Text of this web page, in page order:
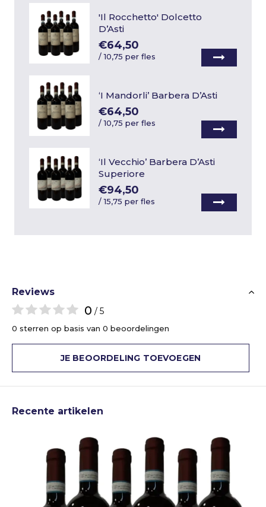
'Il Rocchetto' Dolcetto
D’Asti
€64,50
/10,75 per fles
‘I Mandorli’ Barbera D’Asti
€64,50
/10,75 per fles
‘Il Vecchio’ Barbera D’Asti
Superiore
€94,50
/15,75 per fles
Reviews
0 / 5
0 sterren op basis van 0 beoordelingen
JE BEOORDELING TOEVOEGEN
Recente artikelen